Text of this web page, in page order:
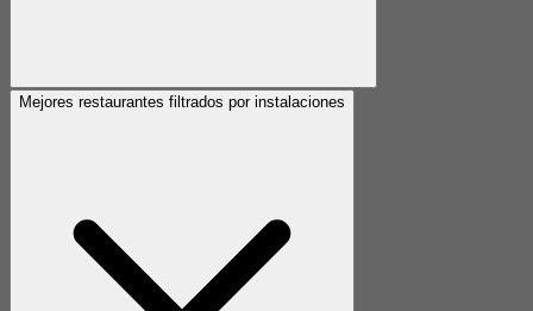
Mejores restaurantes filtrados por instalaciones